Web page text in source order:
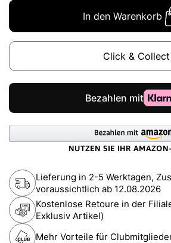
In den Warenkorb
Click & Collect
Lieferung in 2-5 Werktagen,
voraussichtlich ab 12.08.2026
Kostenlose Retoure in der
Exklusiv Artikel)
Mehr Vorteile für